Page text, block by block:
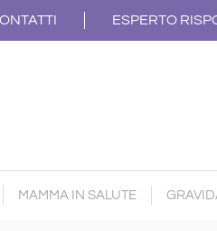
ESPERTO
MAMMA IN SALUTE